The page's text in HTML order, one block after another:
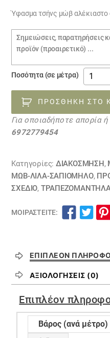
was:
€10.00.
τιμή
είναι:
Ύφασμα τσήνς μώβ
Σημειώσεις
παραγγελίας
Ποσότητα (σε μέτρα)
Ύφασμα
τσήνς
ΠΡΟΣΘΉΚΗ ΣΤΟ
Για οποιαδήποτε απορία
6972779454
Κατηγορίες: ΔΙΑΚΟΣΜΗΣΗ ,
ΜΩΒ-ΛΙΛΆ-ΣΑΠΙΟΜΗΛΟ,
ΣΧΕΔΙΟ,
ΜΟΙΡΑΣΤΕΊΤΕ:
ΕΠΙΠΛΈΟΝ
ΑΞΙΟΛΟΓΉΣΕΙΣ (0)
Επιπλέον
Βάρος (ανά μέτρο)